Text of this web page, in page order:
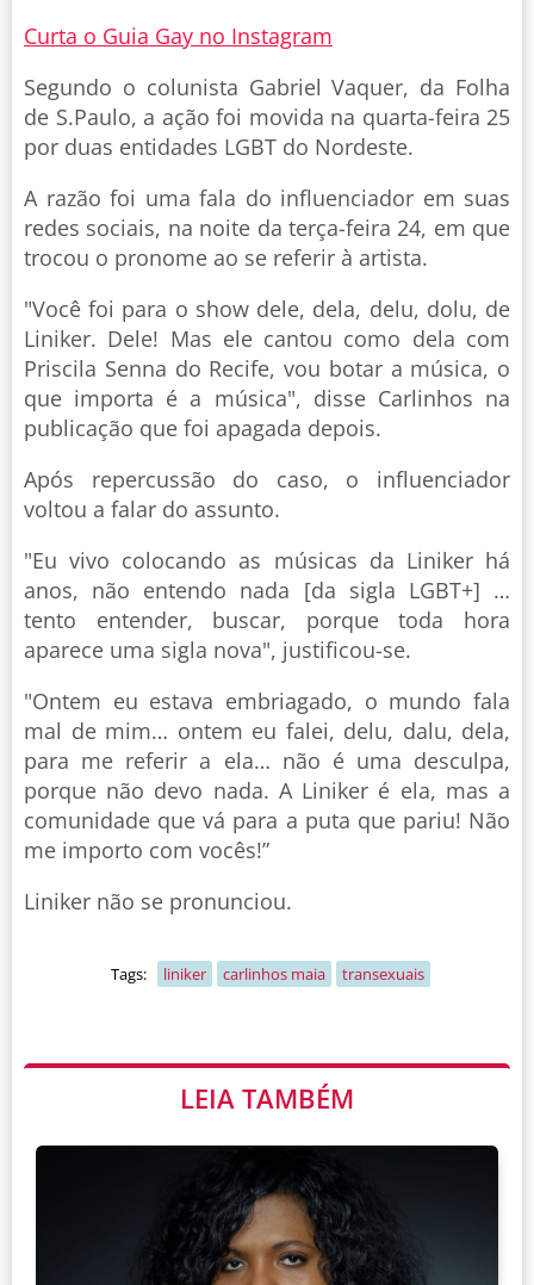
Curta o Guia Gay no Instagram
Segundo o colunista Gabriel Vaquer, da Folha
de S.Paulo, a ação foi movida na quarta-feira 25
por duas entidades LGBT do Nordeste.
A razão foi uma fala do influenciador em suas
redes sociais, na noite da terça-feira 24, em que
trocou o pronome ao se referir à artista.
"Você foi para o show dele, dela, delu, dolu, de
Liniker. Dele! Mas ele cantou como dela com
Priscila Senna do Recife, vou botar a música, o
que importa é a música", disse Carlinhos na
publicação que foi apagada depois.
Após repercussão do caso, o influenciador
voltou a falar do assunto.
"Eu vivo colocando as músicas da Liniker há
anos, não entendo nada [da sigla LGBT+] …
tento entender, buscar, porque toda hora
aparece uma sigla nova", justificou-se.
"Ontem eu estava embriagado, o mundo fala
mal de mim… ontem eu falei, delu, dalu, dela,
para me referir a ela… não é uma desculpa,
porque não devo nada. A Liniker é ela, mas a
comunidade que vá para a puta que pariu! Não
me importo com vocês!”
Liniker não se pronunciou.
Tags: liniker carlinhos maia transexuais
LEIA TAMBÉM